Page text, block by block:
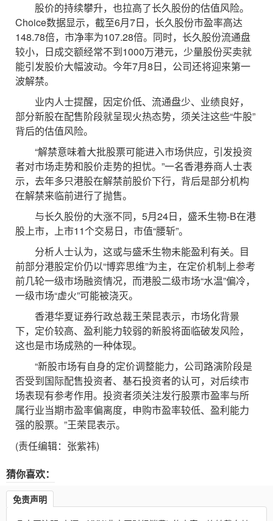
股价的持续攀升，也拉高了长久股份的估值风险。
Choice数据显示，截至6月7日，长久股份市盈率高达
148.78倍，市净率为107.28倍。同时，长久股份流通盘
较小，日成交额经常不到1000万港元，少量股份买卖就
能引发股价大幅波动。今年7月8日，公司还将迎来第一
波解禁。
业内人士提醒，因定价低、流通盘少、业绩良好，
部分新股在配售阶段就呈现火热态势，须关注这些“牛股”
背后的估值风险。
“解禁意味着大批股票可能进入市场供应，引发投资
者对市场走势和股价走势的担忧。”一名香港券商人士表
示，去年多只港股在解禁前股价下行，背后是部分机构
在解禁来临前进行了抛售。
与长久股份的大涨不同，5月24日，盛禾生物-B在港
股上市，上市11个交易日，市值“腰斩”。
分析人士认为，这或与盛禾生物未能盈利有关。目
前部分港股定价仍以“博弈思维”为主，在定价机制上参考
前几轮一级市场融资情况，而港股二级市场“水温”偏冷，
一级市场“虚火”可能被浇灭。
香港华夏证券行政总裁王荣昆表示，市场化背景
下，定价较高、盈利能力较弱的新股将面临破发风险，
这也是市场成熟的一种体现。
“新股市场有自身的定价调整能力，公司路演阶段是
否受到国际配售投资者、基石投资者的认可，对后续市
场表现有参考作用。投资者须关注发行股票市盈率与所
属行业当期市盈率偏离度，申购市盈率较低、盈利能力
强的股票。”王荣昆表示。
(责任编辑：张紫祎)
猜你喜欢：
免责声明